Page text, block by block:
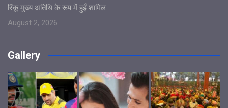
रिंकू मुख्य अतिथि के रूप में हुईं शामिल
August 2, 2026
Gallery